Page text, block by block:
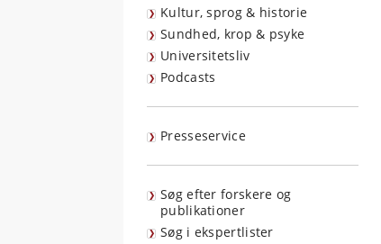
Kultur, sprog & historie
Sundhed, krop & psyke
Universitetsliv
Podcasts
Presseservice
Søg efter forskere og
publikationer
Søg i ekspertlister